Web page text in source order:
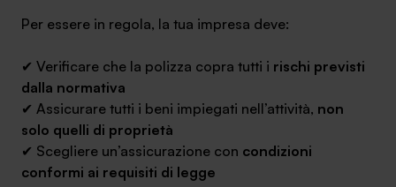
Per essere in regola, la tua impresa deve:
✔ Verificare che la polizza copra tutti i rischi previsti
dalla normativa
✔ Assicurare tutti i beni impiegati nell’attività, non
solo quelli di proprietà
✔ Scegliere un’assicurazione con condizioni
conformi ai requisiti di legge